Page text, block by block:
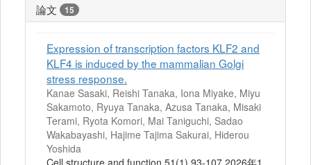
論文 15
Expression of transcription factors KLF2 and
KLF4 is induced by the mammalian Golgi
stress response.
Kanae Sasaki, Reishi Tanaka, Iona Miyake, Miyu
Sakamoto, Ryuya Tanaka, Azusa Tanaka, Misaki
Terami, Ryota Komori, Mai Taniguchi, Sadao
Wakabayashi, Hajime Tajima Sakurai, Hiderou
Yoshida
Cell structure and function 51(1) 93-107 2026年1